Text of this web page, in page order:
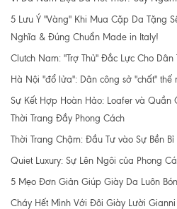
5 Lưu Ý "Vàng" Khi Mua Cặp Da Tặng
Nghĩa & Đúng Chuẩn Made in Italy!
Clutch Nam: "Trợ Thủ" Đắc Lực Cho
Hà Nội "đổ lửa": Dân công sở "chất"
Sự Kết Hợp Hoàn Hảo: Loafer và Quần
Thời Trang Đầy Phong Cách
Thời Trang Chậm: Đầu Tư vào Sự Bền
Quiet Luxury: Sự Lên Ngôi của Phong
5 Mẹo Đơn Giản Giúp Giày Da Luôn
Cháy Hết Mình Với Đôi Giày Lười